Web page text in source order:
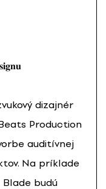
dizajnér
Production
auditívnej
Na príklade
Blade budú